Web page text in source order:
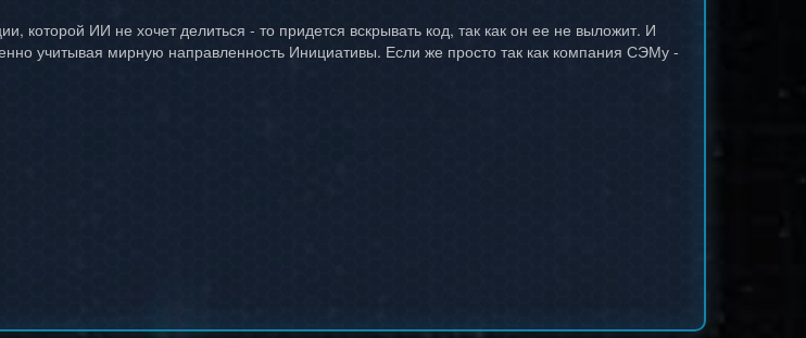
которой ИИ не хочет делиться - то придется вскрывать код, так как он ее не выложит. И
учитывая мирную направленность Инициативы. Если же просто так как компания СЭМу -